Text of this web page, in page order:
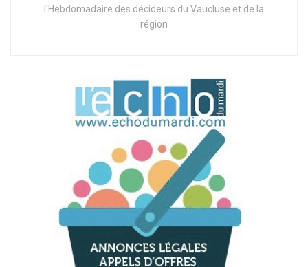
l'Hebdomadaire des décideurs du Vaucluse et de la
région